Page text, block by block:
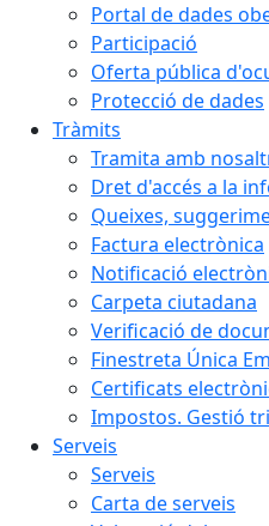
Portal de dades
Participació
Oferta pública
Protecció de dades
Tràmits
Tramita amb
Dret d'accés a la
Queixes,
Factura electrònica
Notificació
Carpeta ciutadana
Verificació de
Finestreta Única
Certificats
Impostos. Gestió
Serveis
Serveis
Carta de serveis